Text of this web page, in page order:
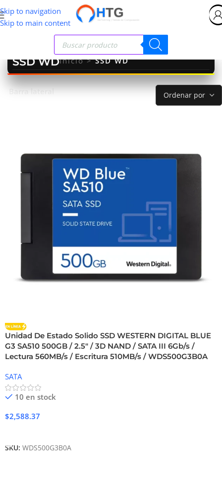
Skip to navigation
Skip to main content
SSD WDInicio>SSD WD
Barra lateral
Unidad De Estado Solido SSD WESTERN DIGITAL BLUE
G3 SA510 500GB / 2.5″ / 3D NAND / SATA III 6Gb/s /
Lectura 560MB/s / Escritura 510MB/s / WDS500G3B0A
SATA
10 en stock
$2,588.37
SKU: WDS500G3B0A